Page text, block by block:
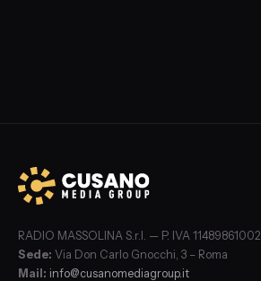
RADIO MASSOLINA S.r.l. — P. IVA 11489861002
Sede: Via Don Carlo Gnocchi, 3 – Roma
Mail: info@cusanomediagroup.it